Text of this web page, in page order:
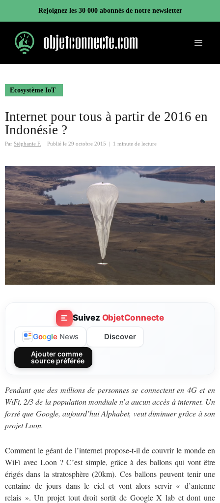
contenu
Rejoignez les 30 000 abonnés de notre newsletter
Menu
Ecosystème IoT
Internet pour tous à partir de 2016 en
Indonésie ?
Par Stéphanie F. Publié le 29 octobre 2015 1 minute de lecture
Suivez ObjetConnecte
Google News Discover
Ajouter comme
source préférée
Pendant que des millions de personnes se connectent en 4G et en
WiFi, 2/3 de la population mondiale n’a aucun accès à internet. Un
fossé que Google, aujourd’hui Alphabet, veut diminuer grâce à son
projet Loon.
Comment le géant de l’internet propose-t-il de couvrir le monde en
WiFi avec Loon ? C’est simple, grâce à des ballons qui vont être
érigés dans la stratosphère (20km). Ces ballons peuvent tenir une
centaine de jours dans le ciel et vont alors servir « d’antenne
relais ». Un projet tout droit sortit de Google X lab et dont une